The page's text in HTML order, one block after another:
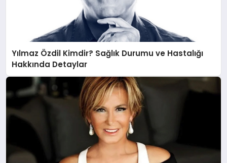
Yılmaz Özdil Kimdir? Sağlık Durumu ve Hastalığı
Hakkında Detaylar